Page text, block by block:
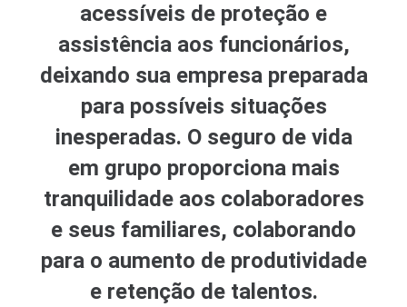
acessíveis de proteção e
assistência aos funcionários,
deixando sua empresa preparada
para possíveis situações
inesperadas. O seguro de vida
em grupo proporciona mais
tranquilidade aos colaboradores
e seus familiares, colaborando
para o aumento de produtividade
e retenção de talentos.